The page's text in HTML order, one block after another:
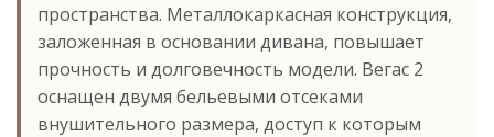
пространства. Металлокаркасная конструкция,
заложенная в основании дивана, повышает
прочность и долговечность модели. Вегас 2
оснащен двумя бельевыми отсеками
внушительного размера, доступ к которым